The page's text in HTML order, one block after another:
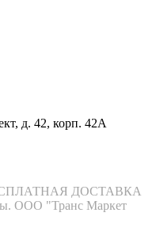
д. 42, корп. 42А
ДОСТАВКА
ООО "Транс Маркет